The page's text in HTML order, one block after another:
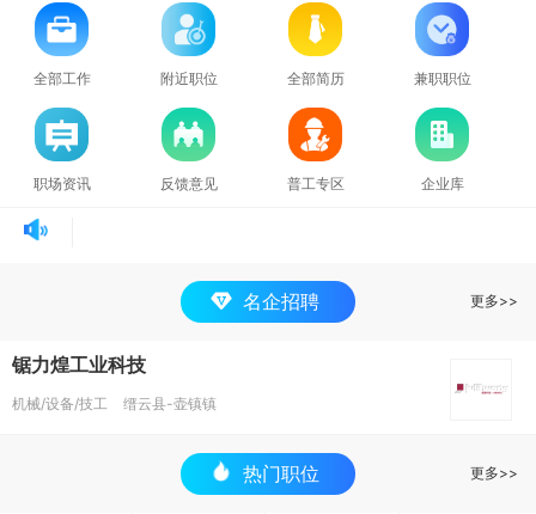
全部工作 附近职位 全部简历 兼职职位
职场资讯 反馈意见 普工专区 企业库
名企招聘 更多>>
锯力煌工业科技
机械/设备/技工 缙云县-壶镇镇
热门职位 更多>>